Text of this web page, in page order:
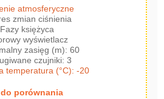
atmosferyczne
zmian ciśnienia
Fazy księżyca
wyświetlacz
zasięg (m): 60
czujniki: 3
temperatura (°C): -20
porównania